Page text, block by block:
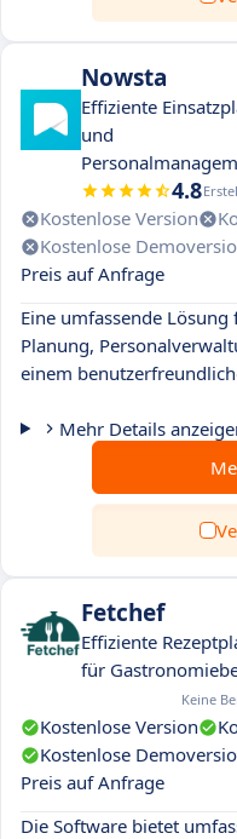
Nowsta
Effiziente
und
4.8
Kostenlose Version
Kostenlose
Preis auf Anfrage
Eine umfassende
Planung,
einem
Mehr Details
Fetchef
Effiziente
für
Keine
Kostenlose Version
Kostenlose
Preis auf Anfrage
Die Software bietet